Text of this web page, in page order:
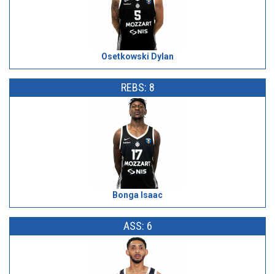
Osetkowski Dylan
REBS: 8
Bonga Isaac
ASS: 6